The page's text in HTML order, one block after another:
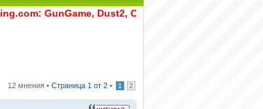
GunGame, Dust2, CS:GO Remake [Multi-Mod] и
12 мнения • Страница 1 от 2 • 1 2